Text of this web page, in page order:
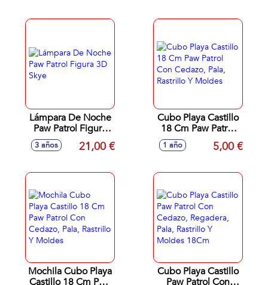
Lámpara De Noche
Paw Patrol Figura
3D Skye
3 años 21,00 €
Cubo Playa Castillo
18 Cm Paw Patrol
Con Cedazo, Pala,
Rastrillo Y Moldes
1 año 5,00 €
Mochila Cubo Playa
Castillo 18 Cm Paw
Cubo Playa Castillo
Paw Patrol Con